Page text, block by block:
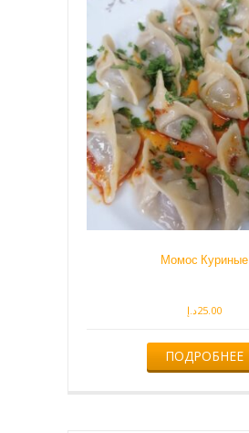
Момос Куриные
25.00د.إ
ПОДРОБНЕЕ